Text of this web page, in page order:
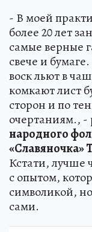
- В моей
более 20 лет
самые верные
свече и
воск льют в
комкают лист
сторон и по
очертаниям., -
народного
«Славяночка»
Кстати, лучше
с опытом,
символикой,
сами.